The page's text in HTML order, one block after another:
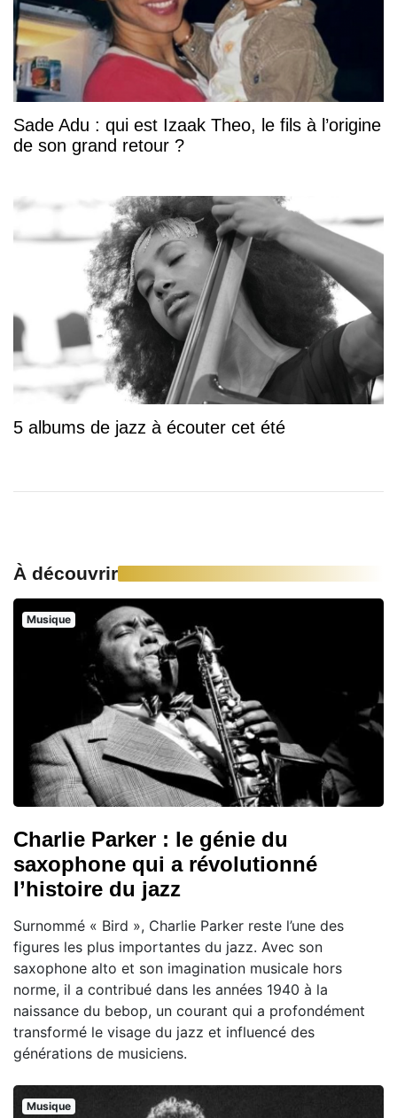
Sade Adu : qui est Izaak Theo, le fils à l’origine
de son grand retour ?
5 albums de jazz à écouter cet été
À découvrir
Musique
Charlie Parker : le génie du
saxophone qui a révolutionné
l’histoire du jazz
Surnommé « Bird », Charlie Parker reste l’une des
figures les plus importantes du jazz. Avec son
saxophone alto et son imagination musicale hors
norme, il a contribué dans les années 1940 à la
naissance du bebop, un courant qui a profondément
transformé le visage du jazz et influencé des
générations de musiciens.
Musique